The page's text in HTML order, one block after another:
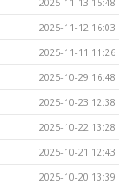
2025-11-12 16:03
2025-11-11 11:26
2025-10-29 16:48
2025-10-23 12:38
2025-10-22 13:28
2025-10-21 12:43
2025-10-20 13:39